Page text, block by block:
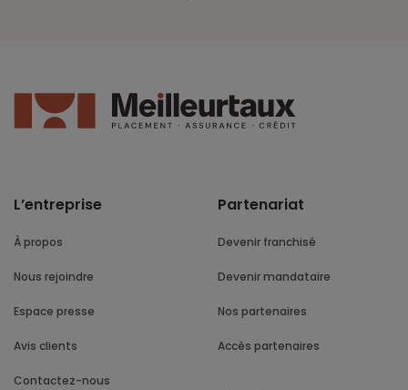
L’entreprise
À propos
Nous rejoindre
Espace presse
Avis clients
Contactez-nous
Partenariat
Devenir franchisé
Devenir mandataire
Nos partenaires
Accès partenaires